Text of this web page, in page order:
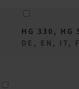
HG 330, HG
DE, EN, IT,